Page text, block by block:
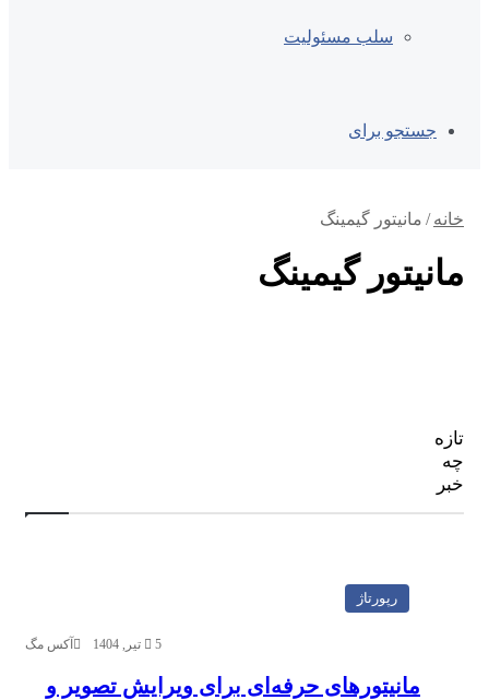
سلب مسئولیت
جستجو برای
خانه / مانیتور گیمینگ
مانیتور گیمینگ
رپورتاژ
آکس مگ 5 تیر, 1404
مانیتورهای حرفه‌ای برای ویرایش تصویر و
تازه
چه
خبر